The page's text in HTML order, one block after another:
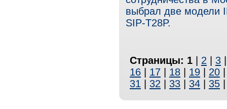
выбрал две модели
SIP-T28P.
Страницы: 1 2 3
16
17 18 19 20
31
32 33 34 35